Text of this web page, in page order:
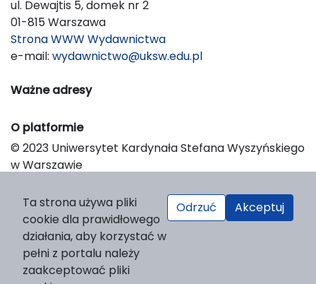
ul. Dewajtis 5, domek nr 2
01-815 Warszawa
Strona WWW Wydawnictwa
e-mail: wydawnictwo@uksw.edu.pl
Ważne adresy
O platformie
© 2023 Uniwersytet Kardynała Stefana Wyszyńskiego
w Warszawie
Platform & Workflow by OJS/PKP
Ta strona używa pliki
cookie dla prawidłowego
działania, aby korzystać w
pełni z portalu należy
zaakceptować pliki
Odrzuć Akceptuj